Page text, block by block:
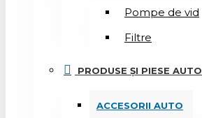
Pompe de vid
Filtre
PRODUSE ȘI PIESE AUTO
ACCESORII AUTO